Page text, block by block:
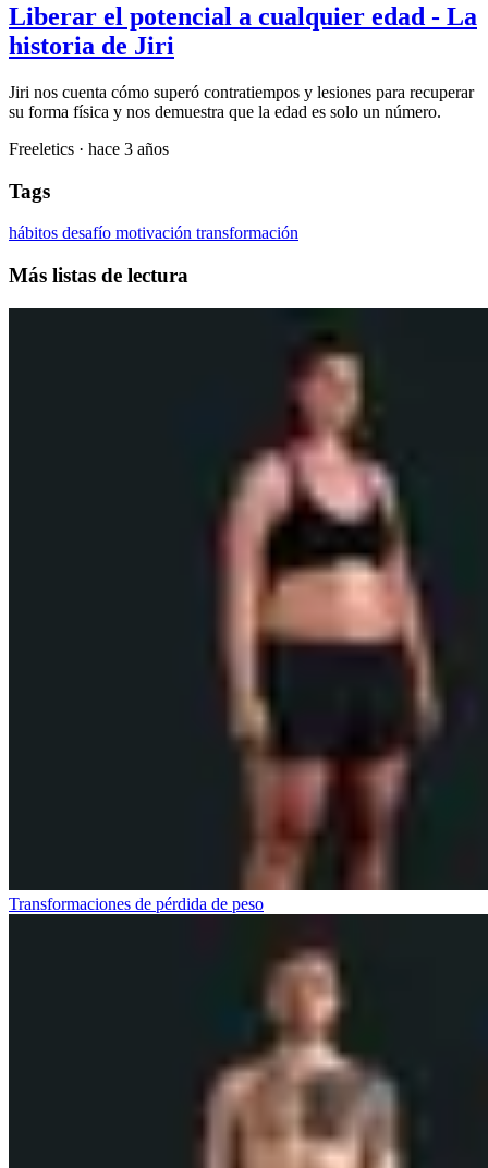
Liberar el potencial a cualquier edad - La
historia de Jiri
Jiri nos cuenta cómo superó contratiempos y lesiones para recuperar
su forma física y nos demuestra que la edad es solo un número.
Freeletics · hace 3 años
Tags
hábitos desafío motivación transformación
Más listas de lectura
Transformaciones de pérdida de peso